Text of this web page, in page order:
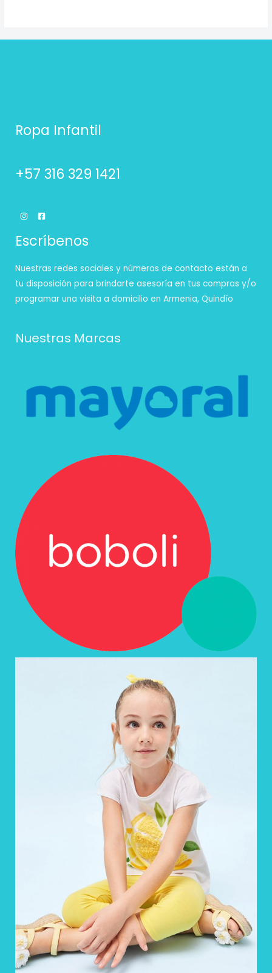
Ropa Infantil
+57 316 329 1421
Escríbenos
Nuestras redes sociales y números de contacto están a
tu disposición para brindarte asesoría en tus compras y/o
programar una visita a domicilio en Armenia, Quindío
Nuestras Marcas